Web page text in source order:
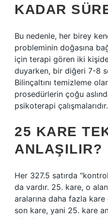
KADAR
Bu nedenle, her birey
probleminin doğasına
için terapi gören iki
duyarken, bir diğeri 7-8
Bilinçaltını temizleme
prosedürlerin çoğu
psikoterapi çalışmalarıdır.
25 KARE
ANLAŞILIR?
Her 327.5 satırda
da vardır. 25. kare, o
aralarına daha fazla
son kare, yani 25. kare